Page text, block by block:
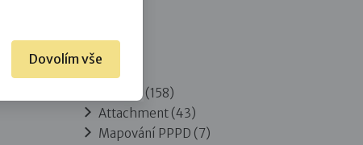
Rubriky
Adopce(158)
Attachment(43)
Mapování PPPD (7)
Dovolím vše